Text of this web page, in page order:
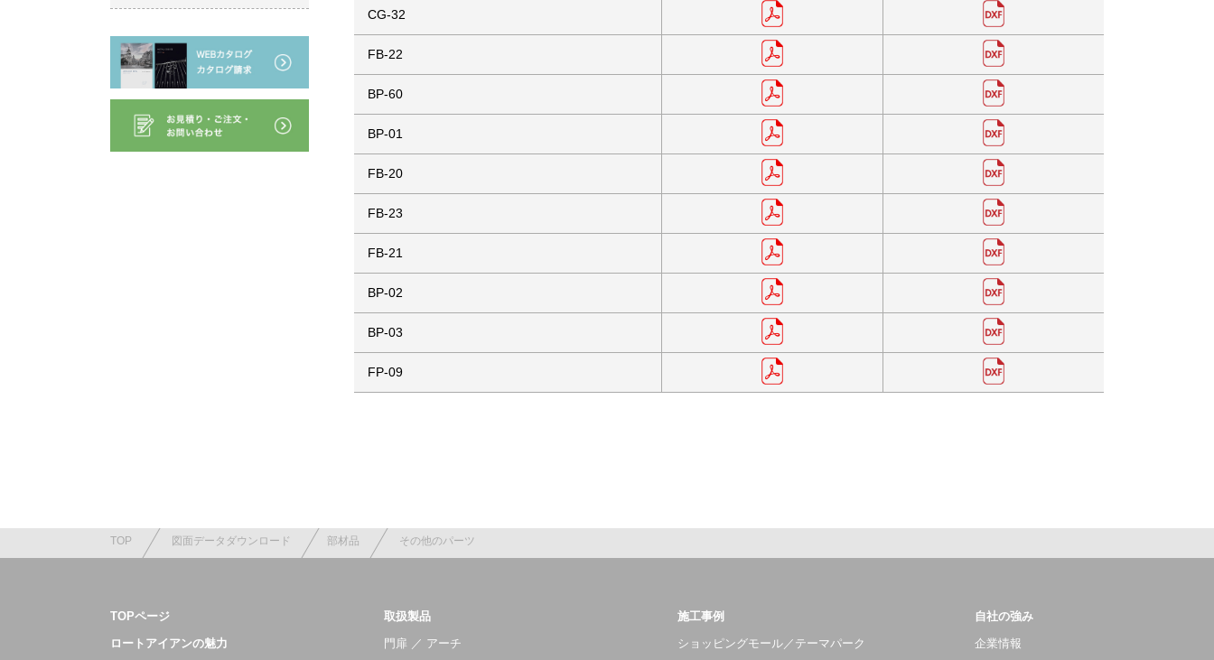
CG-32
FB-22
BP-60
BP-01
FB-20
FB-23
FB-21
BP-02
BP-03
FP-09
TOP 図面データダウンロード 部材品 その他のパーツ
TOPページ
ロートアイアンの魅力
取扱製品
門扉 ／ アーチ
施工事例
ショッピングモール／テーマパーク
自社の強み
企業情報